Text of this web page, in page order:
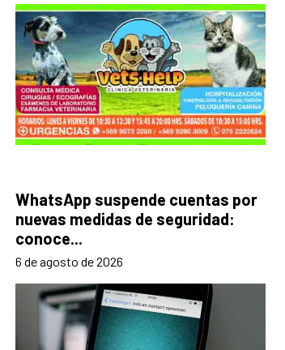
WhatsApp suspende cuentas por
nuevas medidas de seguridad:
conoce...
6 de agosto de 2026